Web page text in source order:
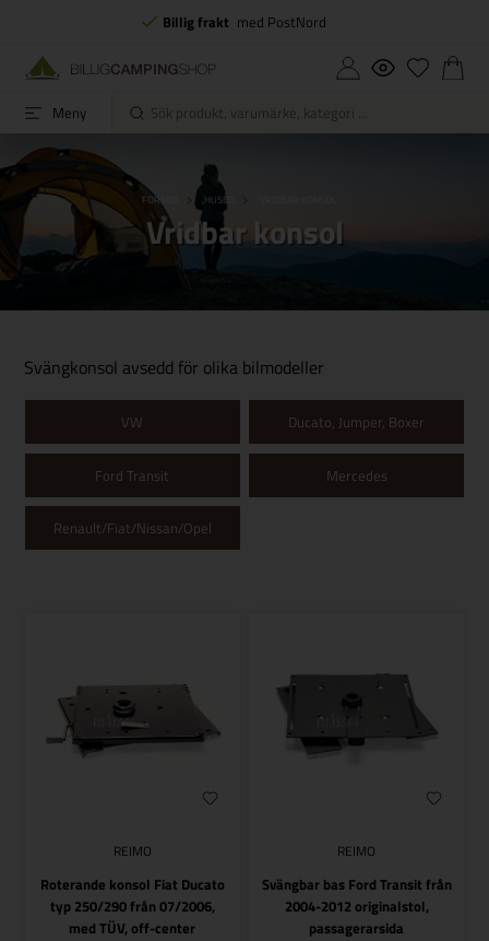
Billig frakt med PostNord
Meny
FORSIDE HUSBIL
Vridbar konsol
Svängkonsol avsedd för olika bilmodeller
VW Ducato, Jumper, Boxer
Ford Transit Mercedes
Renault/Fiat/Nissan/Opel
REIMO
Roterande konsol Fiat Ducato
typ 250/290 från 07/2006,
med TÜV, off-center
REIMO
Svängbar bas Ford Transit från
2004-2012 originalstol,
passagerarsida